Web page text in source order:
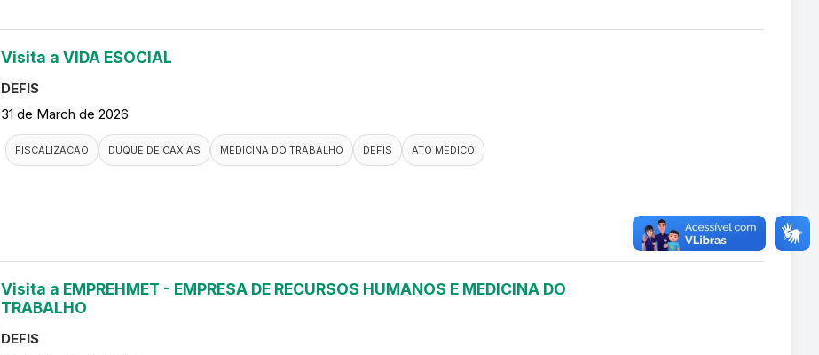
Visita a VIDA ESOCIAL
DEFIS
31 de March de 2026
FISCALIZACAO DUQUE DE CAXIAS MEDICINA DO TRABALHO DEFIS ATO MEDICO
Visita a EMPREHMET - EMPRESA DE RECURSOS HUMANOS E MEDICINA DO
TRABALHO
DEFIS